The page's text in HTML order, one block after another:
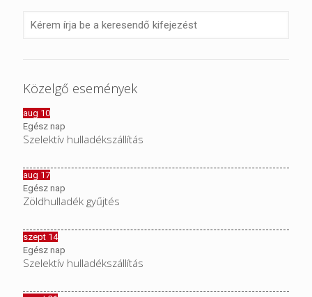
Közelgő események
aug 10
Egész nap
Szelektív hulladékszállítás
aug 17
Egész nap
Zöldhulladék gyűjtés
szept 14
Egész nap
Szelektív hulladékszállítás